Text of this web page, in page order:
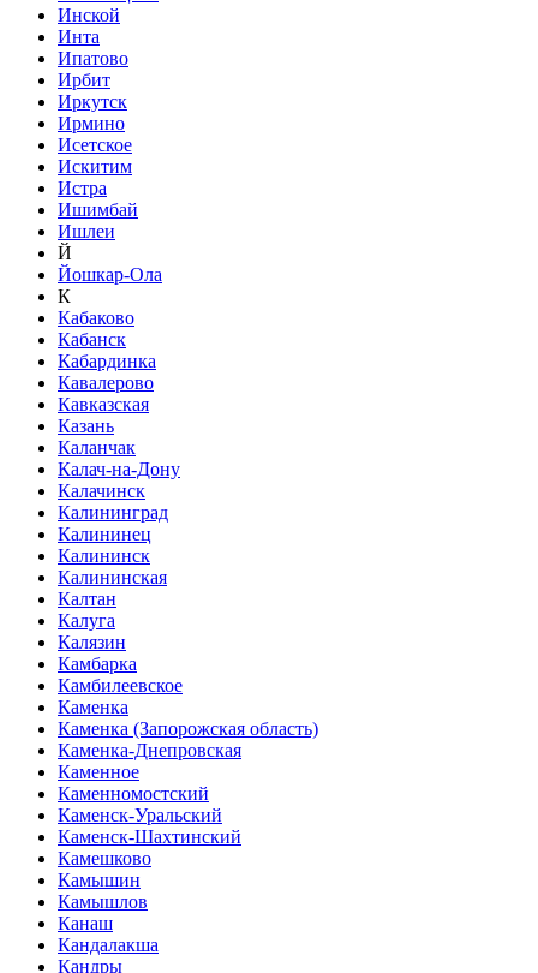
Инской
Инта
Ипатово
Ирбит
Иркутск
Ирмино
Исетское
Искитим
Истра
Ишимбай
Ишлеи
Й
Йошкар-Ола
К
Кабаково
Кабанск
Кабардинка
Кавалерово
Кавказская
Казань
Каланчак
Калач-на-Дону
Калачинск
Калининград
Калининец
Калининск
Калининская
Калтан
Калуга
Калязин
Камбарка
Камбилеевское
Каменка
Каменка (Запорожская область)
Каменка-Днепровская
Каменное
Каменномостский
Каменск-Уральский
Каменск-Шахтинский
Камешково
Камышин
Камышлов
Канаш
Кандалакша
Кандры